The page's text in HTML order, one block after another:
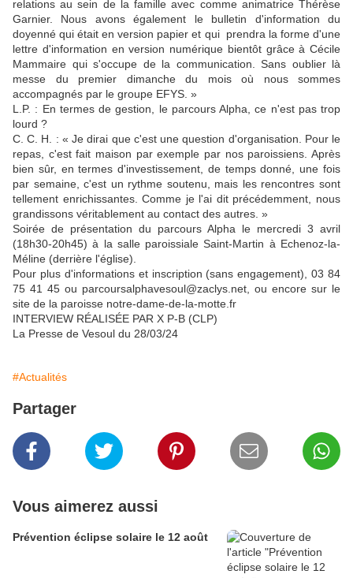
relations au sein de la famille avec comme animatrice Thérèse
Garnier. Nous avons également le bulletin d'information du
doyenné qui était en version papier et qui prendra la forme d'une
lettre d'information en version nu­mérique bientôt grâce à Cécile
Mammaire qui s'occupe de la communication. Sans oublier là
messe du premier dimanche du mois où nous sommes
accompagnés par le groupe EFYS. »
L.P. : En termes de gestion, le parcours Alpha, ce n'est pas trop
lourd ?
C. C. H. : « Je dirai que c'est une question d'organisation. Pour le
repas, c'est fait maison par exemple par nos paroissiens. Après
bien sûr, en termes d'in­vestissement, de temps don­né, une fois
par semaine, c'est un rythme soutenu, mais les rencontres sont
tellement en­richissantes. Comme je l'ai dit précédemment, nous
grandis­sons véritablement au contact des autres. »
Soirée de présentation du parcours Alpha le mercredi 3 avril
(18h30-20h45) à la salle paroissiale Saint-Martin à Echenoz-la-
Méline (derrière l'église).
Pour plus d'informations et inscription (sans engagement), 03 84
75 41 45 ou parcour­salphavesoul@zaclys.net, ou encore sur le
site de la paroisse notre-dame-de-la-motte.fr
INTERVIEW RÉALISÉE PAR X P-B (CLP)
La Presse de Vesoul du 28/03/24
#Actualités
Partager
Vous aimerez aussi
Prévention éclipse solaire le 12 août